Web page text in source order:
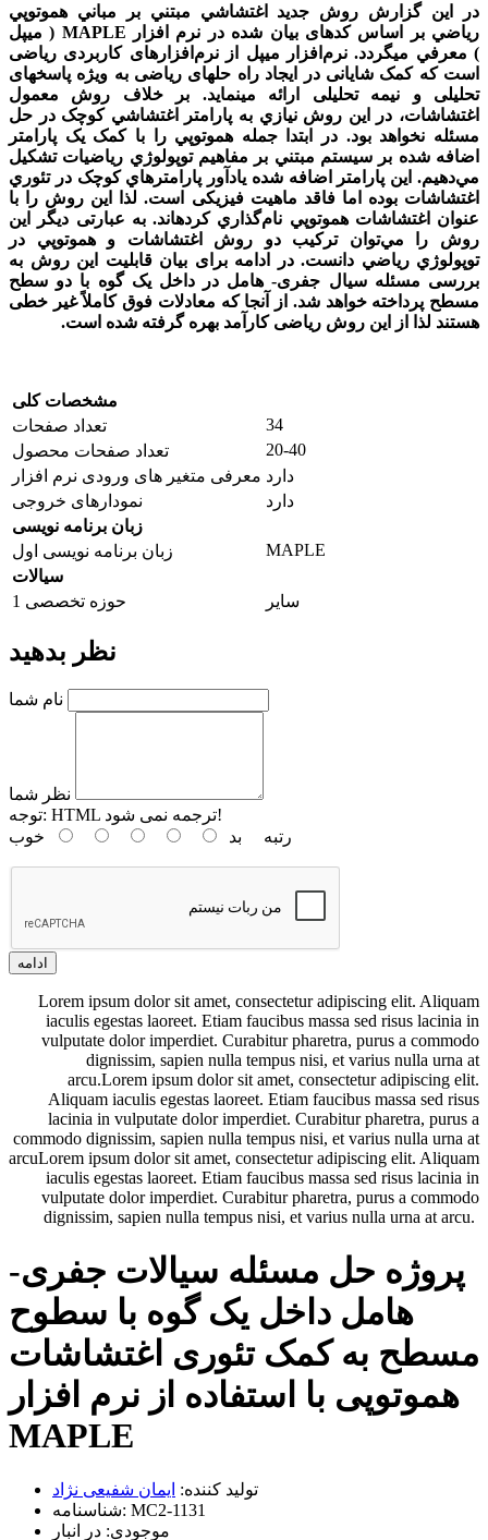
در اين گزارش روش جديد اغتشاشي مبتني بر مباني هموتوپي
رياضي بر اساس کدهای بيان شده در نرم افزار MAPLE ( میپل
) معرفي مي‫گردد. نرم‌افزار ميپل از نرم‌افزارهای کاربردی رياضی
است که کمک شايانی در ايجاد راه حل‫های رياضی به ويژه پاسخ‫های
تحليلی و نيمه تحليلی ارائه می‫نمايد. بر خلاف روش معمول
اغتشاشات، در اين روش نيازي به پارامتر اغتشاشي کوچک در حل
مسئله نخواهد بود. در ابتدا جمله هموتوپي را با کمک يک پارامتر
اضافه شده بر سيستم مبتني بر مفاهيم توپولوژي رياضيات تشکيل
مي‌دهيم. اين پارامتر اضافه شده يادآور پارامترهاي کوچک در تئوري
اغتشاشات بوده اما فاقد ماهيت فيزيکی است. لذا اين روش را با
عنوان اغتشاشات هموتوپي نام‌گذاري کرده‫اند. به عبارتی ديگر اين
روش را مي‌توان ترکيب دو روش اغتشاشات و هموتوپي در
توپولوژي رياضي دانست. در ادامه برای بيان قابليت اين روش به
بررسی مسئله سيال جفری- هامل در داخل يک گوه با دو سطح
مسطح پرداخته خواهد شد. از آنجا که معادلات فوق کاملاً غير خطی
هستند لذا از اين روش رياضی کارآمد بهره گرفته شده است.
مشخصات کلی
تعداد صفحات
34
تعداد صفحات محصول
20-40
معرفی متغیر های ورودی نرم افزار دارد
نمودارهای خروجی
دارد
زبان برنامه نویسی
زبان برنامه نویسی اول
MAPLE
سیالات
حوزه تخصصی 1
سایر
نظر بدهید
نام شما
نظر شما
توجه:
HTML ترجمه نمی شود!
رتبه بد خوب
ادامه
Lorem ipsum dolor sit amet, consectetur adipiscing elit. Aliquam
iaculis egestas laoreet. Etiam faucibus massa sed risus lacinia in
vulputate dolor imperdiet. Curabitur pharetra, purus a commodo
dignissim, sapien nulla tempus nisi, et varius nulla urna at
arcu.Lorem ipsum dolor sit amet, consectetur adipiscing elit.
Aliquam iaculis egestas laoreet. Etiam faucibus massa sed risus
lacinia in vulputate dolor imperdiet. Curabitur pharetra, purus a
commodo dignissim, sapien nulla tempus nisi, et varius nulla urna at
arcuLorem ipsum dolor sit amet, consectetur adipiscing elit. Aliquam
iaculis egestas laoreet. Etiam faucibus massa sed risus lacinia in
vulputate dolor imperdiet. Curabitur pharetra, purus a commodo
dignissim, sapien nulla tempus nisi, et varius nulla urna at arcu.
پروژه حل مسئله سيالات جفری-
هامل داخل يک گوه با سطوح
مسطح به کمک تئوری اغتشاشات
هموتوپی با استفاده از نرم افزار
MAPLE
تولید کننده: ایمان شفیعی نژاد
شناسنامه: MC2-1131
موجودی: در انبار